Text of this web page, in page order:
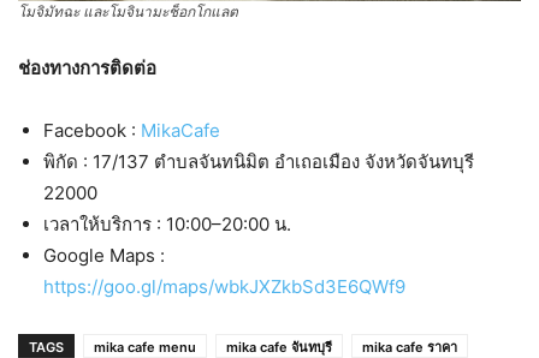
โมจิมัทฉะ และโมจินามะช็อกโกแลต
ช่องทางการติดต่อ
Facebook : MikaCafe
พิกัด : 17/137 ตำบลจันทนิมิต อำเถอเมือง จังหวัดจันทบุรี
22000
เวลาให้บริการ : 10:00–20:00 น.
Google Maps :
https://goo.gl/maps/wbkJXZkbSd3E6QWf9
TAGS mika cafe menu mika cafe จันทบุรี
mika cafe ราคา